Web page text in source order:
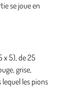
se joue en
x 5), de 25
grise,
lequel les pions